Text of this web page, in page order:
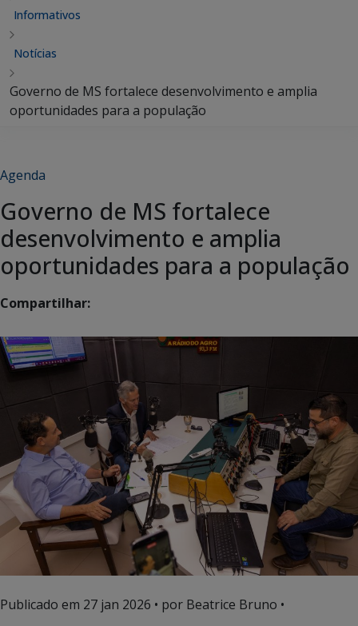
Informativos
Notícias
Governo de MS fortalece desenvolvimento e amplia
oportunidades para a população
Agenda
Governo de MS fortalece
desenvolvimento e amplia
oportunidades para a população
Compartilhar:
Publicado em 27 jan 2026 • por Beatrice Bruno •